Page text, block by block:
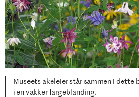
Museets akeleier står sammen i dette
i en vakker fargeblanding.